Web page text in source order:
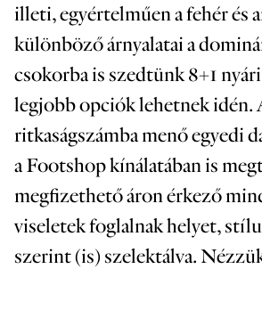
illeti, egyértelműen a fehér és
különböző árnyalatai a
csokorba is szedtünk 8+1
legjobb opciók lehetnek idén.
ritkaságszámba menő egyedi
a Footshop kínálatában is
megfizethető áron érkező
viseletek foglalnak helyet,
szerint (is) szelektálva.